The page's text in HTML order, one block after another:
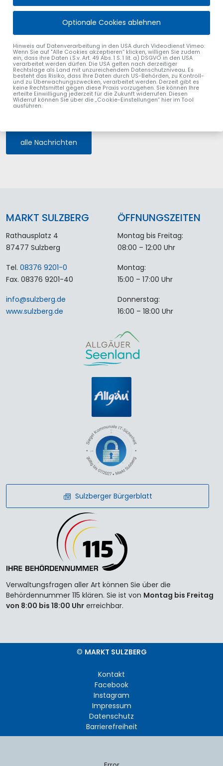
alle Nachrichten
MARKT SULZBERG
Rathausplatz 4
87477 Sulzberg
Tel. 08376 9201-0
Fax. 08376 9201-40
info@sulzberg.de
www.sulzberg.de
ÖFFNUNGSZEITEN
Montag bis Freitag:
08:00 – 12:00 Uhr
Montag:
15:00 – 17:00 Uhr
Donnerstag:
16:00 – 18:00 Uhr
Sulzberger Bürgerblatt
Verwaltungsfragen aller Art können Sie über die
Behördennummer 115 klären. Sie ist von Montag bis Freitag
von 8:00 bis 18:00 Uhr erreichbar.
Optionale Cookies ablehnen
Hinweis auf Datenverarbeitung in den USA durch Videodienst Vimeo:
Wenn Sie auf "Alle Cookies akzeptieren“ klicken, willigen Sie zudem
ein, dass ihre Daten i.S.v. Art. 49 Abs. 1 S. 1 lit. a) DSGVO in den USA
verarbeitet werden dürfen. Die USA gelten nach derzeitiger
Rechtslage als Land mit unzureichendem Datenschutzniveau. Es
besteht das Risiko, dass Ihre Daten durch US-Behörden, zu Kontroll-
und zu Überwachungszwecken, verarbeitet werden. Derzeit gibt es
keine Rechtsmittel gegen diese Praxis vorzugehen. Sie können Ihre
erteilte Einwilligung jederzeit für die Zukunft widerrufen. Diesen
Widerruf können Sie über die „Cookie-Einstellungen“ hier im Tool
ausführen.
© MARKT SULZBERG
Kontakt
Facebook
Instagram
Impressum
Datenschutz
Barrierefreiheit